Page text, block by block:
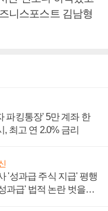
니스포스트 김남형
파킹통장' 5만 계좌 한
최고 연 2.0% 금리
'성과급 주식 지급' 평행
과급' 법적 논란 벗을지